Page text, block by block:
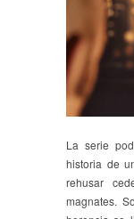
La serie
historia de
rehusar
magnates.